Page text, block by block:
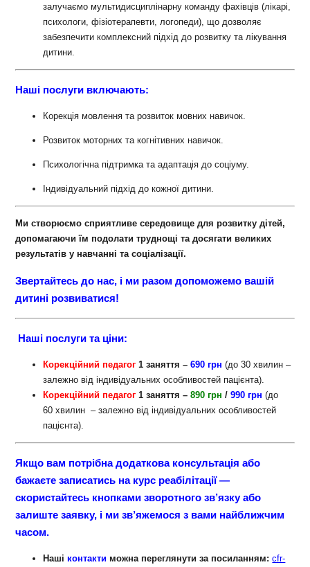
залучаємо мультидисциплінарну команду фахівців (лікарі,
психологи, фізіотерапевти, логопеди), що дозволяє
забезпечити комплексний підхід до розвитку та лікування
дитини.
Наші послуги включають:
Корекція мовлення та розвиток мовних навичок.
Розвиток моторних та когнітивних навичок.
Психологічна підтримка та адаптація до соціуму.
Індивідуальний підхід до кожної дитини.
Ми створюємо сприятливе середовище для розвитку дітей,
допомагаючи їм подолати труднощі та досягати великих
результатів у навчанні та соціалізації.
Звертайтесь до нас, і ми разом допоможемо вашій
дитині розвиватися!
Наші послуги та ціни:
Корекційний педагог 1 заняття –690 грн (до 30 хвилин –
залежно від індивідуальних особливостей пацієнта).
Корекційний педагог 1 заняття –890 грн /990 грн (до
60 хвилин – залежно від індивідуальних особливостей
пацієнта).
Якщо вам потрібна додаткова консультація або
бажаєте записатись на курс реабілітації —
скористайтесь кнопками зворотного зв’язку або
залиште заявку, і ми зв’яжемося з вами найближчим
часом.
Нашіконтакти можна переглянути за посиланням: cfr-